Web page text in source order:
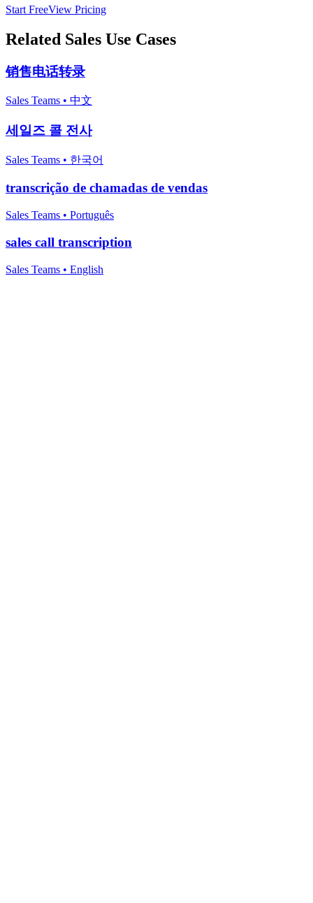
Start FreeView Pricing
Related Sales Use Cases
销售电话转录
Sales Teams • 中文
세일즈 콜 전사
Sales Teams • 한국어
transcrição de chamadas de vendas
Sales Teams • Português
sales call transcription
Sales Teams • English